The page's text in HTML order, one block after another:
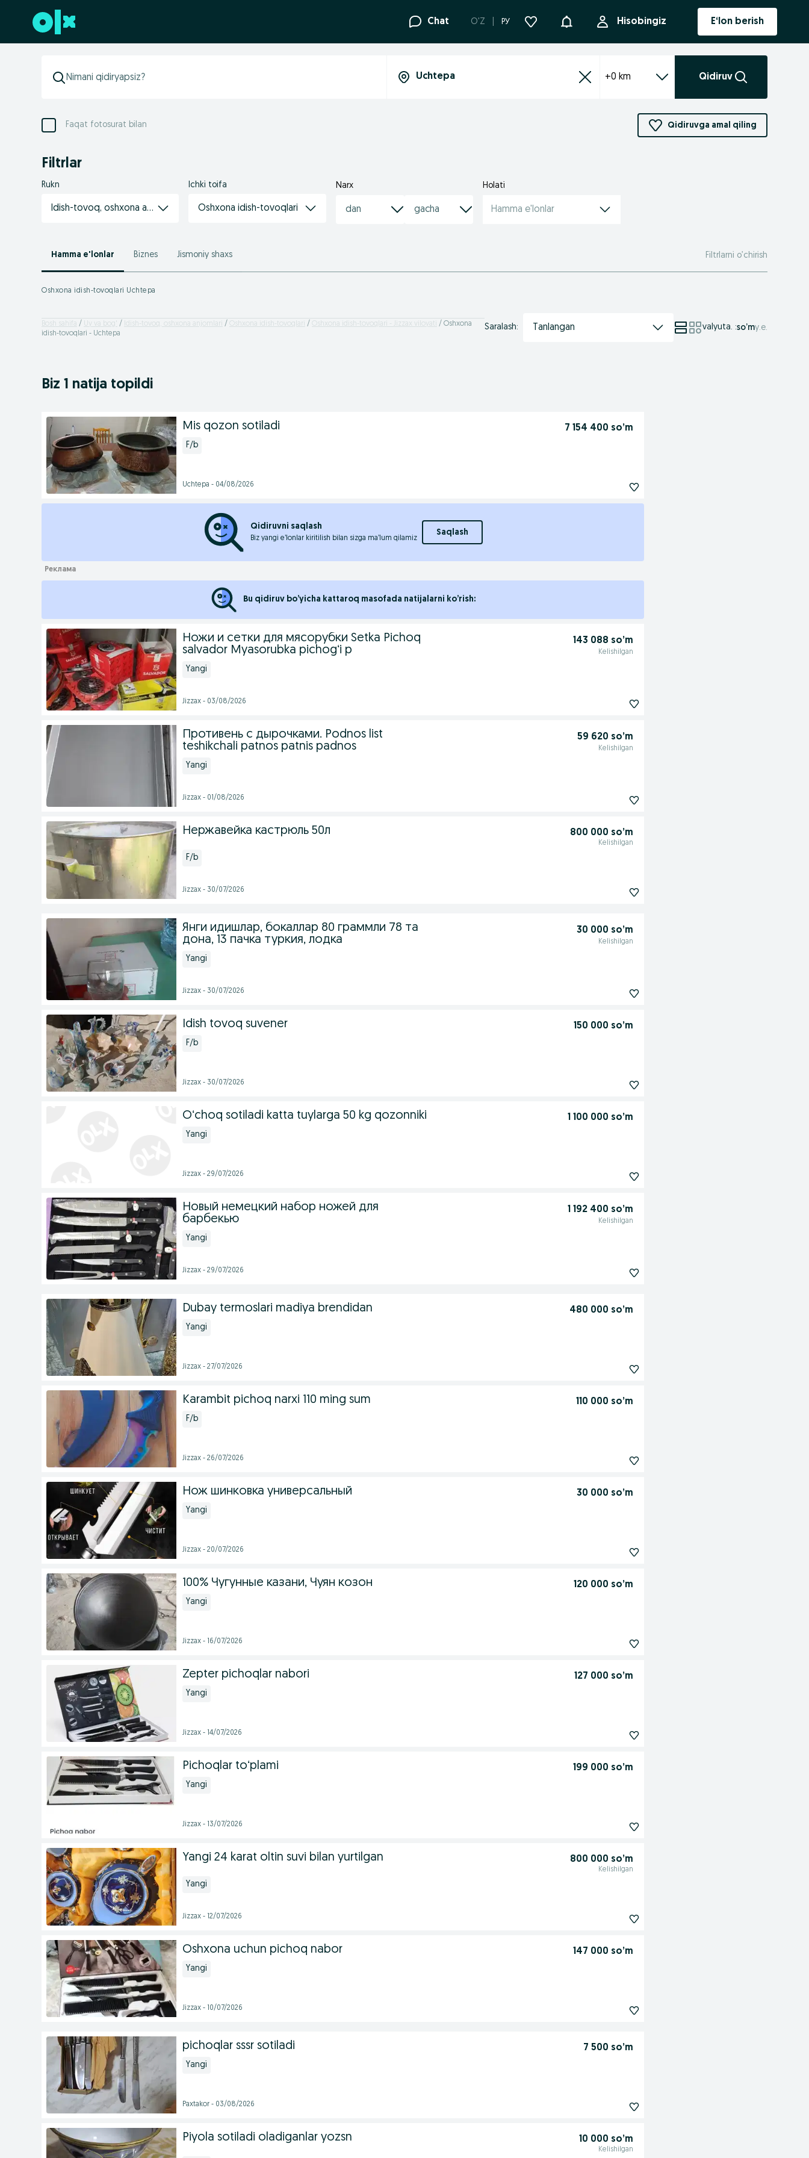
Futerga oʻtish Chat O'Z РУ Bildirishnoma Hisobingiz E‘lon berish
+0 km Qidiruv
Faqat fotosurat bilan Qidiruvga amal qiling
Filtrlar
Rukn
Idish-tovoq, oshxona anjomlari
Ichki toifa
Oshxona idish-tovoqlari
Narx Holati
Hamma e'lonlar
Hamma e'lonlar Biznes Jismoniy shaxs Filtrlarni o’chirish
Oshxona idish-tovoqlari Uchtepa
Bosh sahifa Uy va bog' Idish-tovoq, oshxona anjomlari Oshxona idish-tovoqlari Oshxona idish-tovoqlari - Jizzax viloyati
Oshxona
idish-tovoqlari - Uchtepa
Saralash: Tanlangan valyuta. :so’mу.е.
Biz 1 natija topildi
Mis qozon sotiladi 7 154 400 so’m
F/b
Uchtepa - 04/08/2026
Qidiruvni saqlash
Biz yangi e’lonlar kiritilish bilan sizga ma’lum qilamiz
Saqlash
Bu qidiruv bo’yicha kattaroq masofada natijalarni ko’rish:
Ножи и сетки для мясорубки Setka Pichoq
salvador Myasorubka pichogʻi p
143 088 so’m
Kelishilgan
Yangi
Jizzax - 03/08/2026
Противень с дырочками. Podnos list
teshikchali patnos patnis padnos
59 620 so’m
Kelishilgan
Yangi
Jizzax - 01/08/2026
Нержавейка кастрюль 50л 800 000 so’m
Kelishilgan
F/b
Jizzax - 30/07/2026
Янги идишлар, бокаллар 80 граммли 78 та
дона, 13 пачка туркия, лодка
30 000 so’m
Kelishilgan
Yangi
Jizzax - 30/07/2026
Idish tovoq suvener 150 000 so’m
F/b
Jizzax - 30/07/2026
Oʻchoq sotiladi katta tuylarga 50 kg qozonniki 1 100 000 so’m
Yangi
Jizzax - 29/07/2026
Новый немецкий набор ножей для
барбекью
1 192 400 so’m
Kelishilgan
Yangi
Jizzax - 29/07/2026
Dubay termoslari madiya brendidan 480 000 so’m
Yangi
Jizzax - 27/07/2026
Karambit pichoq narxi 110 ming sum 110 000 so’m
F/b
Jizzax - 26/07/2026
Нож шинковка универсальный 30 000 so’m
Yangi
Jizzax - 20/07/2026
100% Чугунные казани, Чуян козон 120 000 so’m
Yangi
Jizzax - 16/07/2026
Zepter pichoqlar nabori 127 000 so’m
Yangi
Jizzax - 14/07/2026
Pichoqlar toʻplami 199 000 so’m
Yangi
Jizzax - 13/07/2026
Yangi 24 karat oltin suvi bilan yurtilgan 800 000 so’m
Kelishilgan
Yangi
Jizzax - 12/07/2026
Oshxona uchun pichoq nabor 147 000 so’m
Yangi
Jizzax - 10/07/2026
pichoqlar sssr sotiladi 7 500 so’m
Yangi
Paxtakor - 03/08/2026
Piyola sotiladi oladiganlar yozsn 10 000 so’m
Kelishilgan